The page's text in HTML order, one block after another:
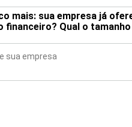
mais: sua empresa já
financeiro? Qual o